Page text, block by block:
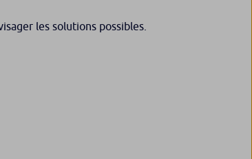
les solutions possibles.